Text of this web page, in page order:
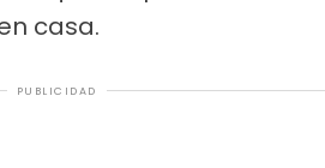
casa.
PUBLICIDAD